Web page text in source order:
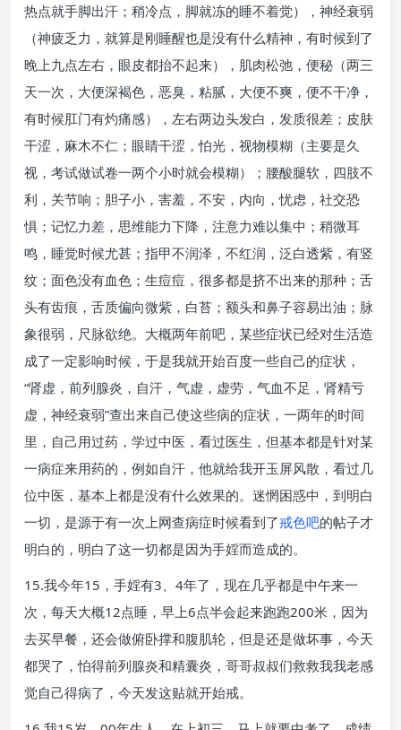
热点就手脚出汗；稍冷点，脚就冻的睡不着觉），神经衰弱
（神疲乏力，就算是刚睡醒也是没有什么精神，有时候到了
晚上九点左右，眼皮都抬不起来），肌肉松弛，便秘（两三
天一次，大便深褐色，恶臭，粘腻，大便不爽，便不干净，
有时候肛门有灼痛感），左右两边头发白，发质很差；皮肤
干涩，麻木不仁；眼睛干涩，怕光，视物模糊（主要是久
视，考试做试卷一两个小时就会模糊）；腰酸腿软，四肢不
利，关节响；胆子小，害羞，不安，内向，忧虑，社交恐
惧；记忆力差，思维能力下降，注意力难以集中；稍微耳
鸣，睡觉时候尤甚；指甲不润泽，不红润，泛白透紫，有竖
纹；面色没有血色；生痘痘，很多都是挤不出来的那种；舌
头有齿痕，舌质偏向微紫，白苔；额头和鼻子容易出油；脉
象很弱，尺脉欲绝。大概两年前吧，某些症状已经对生活造
成了一定影响时候，于是我就开始百度一些自己的症状，
“肾虚，前列腺炎，自汗，气虚，虚劳，气血不足，肾精亏
虚，神经衰弱”查出来自己使这些病的症状，一两年的时间
里，自己用过药，学过中医，看过医生，但基本都是针对某
一病症来用药的，例如自汗，他就给我开玉屏风散，看过几
位中医，基本上都是没有什么效果的。迷惘困惑中，到明白
一切，是源于有一次上网查病症时候看到了戒色吧的帖子才
明白的，明白了这一切都是因为手婬而造成的。
15.我今年15，手婬有3、4年了，现在几乎都是中午来一
次，每天大概12点睡，早上6点半会起来跑跑200米，因为
去买早餐，还会做俯卧撑和腹肌轮，但是还是做坏事，今天
都哭了，怕得前列腺炎和精囊炎，哥哥叔叔们救救我我老感
觉自己得病了，今天发这贴就开始戒。